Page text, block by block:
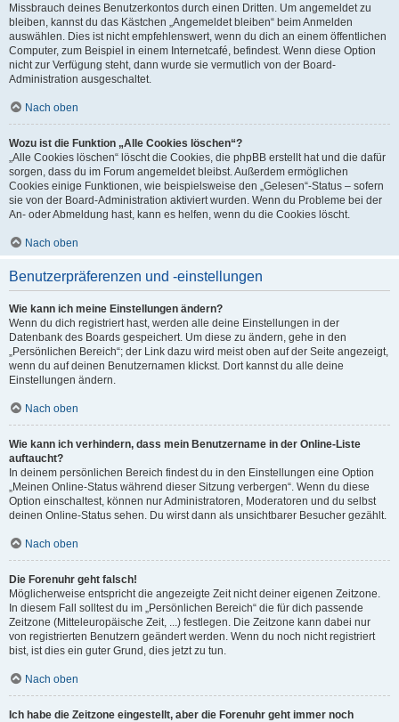
Missbrauch deines Benutzerkontos durch einen Dritten. Um angemeldet zu
bleiben, kannst du das Kästchen „Angemeldet bleiben“ beim Anmelden
auswählen. Dies ist nicht empfehlenswert, wenn du dich an einem öffentlichen
Computer, zum Beispiel in einem Internetcafé, befindest. Wenn diese Option
nicht zur Verfügung steht, dann wurde sie vermutlich von der Board-
Administration ausgeschaltet.
Nach oben
Wozu ist die Funktion „Alle Cookies löschen“?
„Alle Cookies löschen“ löscht die Cookies, die phpBB erstellt hat und die dafür
sorgen, dass du im Forum angemeldet bleibst. Außerdem ermöglichen
Cookies einige Funktionen, wie beispielsweise den „Gelesen“-Status – sofern
sie von der Board-Administration aktiviert wurden. Wenn du Probleme bei der
An- oder Abmeldung hast, kann es helfen, wenn du die Cookies löscht.
Nach oben
Benutzerpräferenzen und -einstellungen
Wie kann ich meine Einstellungen ändern?
Wenn du dich registriert hast, werden alle deine Einstellungen in der
Datenbank des Boards gespeichert. Um diese zu ändern, gehe in den
„Persönlichen Bereich“; der Link dazu wird meist oben auf der Seite angezeigt,
wenn du auf deinen Benutzernamen klickst. Dort kannst du alle deine
Einstellungen ändern.
Nach oben
Wie kann ich verhindern, dass mein Benutzername in der Online-Liste
auftaucht?
In deinem persönlichen Bereich findest du in den Einstellungen eine Option
„Meinen Online-Status während dieser Sitzung verbergen“. Wenn du diese
Option einschaltest, können nur Administratoren, Moderatoren und du selbst
deinen Online-Status sehen. Du wirst dann als unsichtbarer Besucher gezählt.
Nach oben
Die Forenuhr geht falsch!
Möglicherweise entspricht die angezeigte Zeit nicht deiner eigenen Zeitzone.
In diesem Fall solltest du im „Persönlichen Bereich“ die für dich passende
Zeitzone (Mitteleuropäische Zeit, ...) festlegen. Die Zeitzone kann dabei nur
von registrierten Benutzern geändert werden. Wenn du noch nicht registriert
bist, ist dies ein guter Grund, dies jetzt zu tun.
Nach oben
Ich habe die Zeitzone eingestellt, aber die Forenuhr geht immer noch